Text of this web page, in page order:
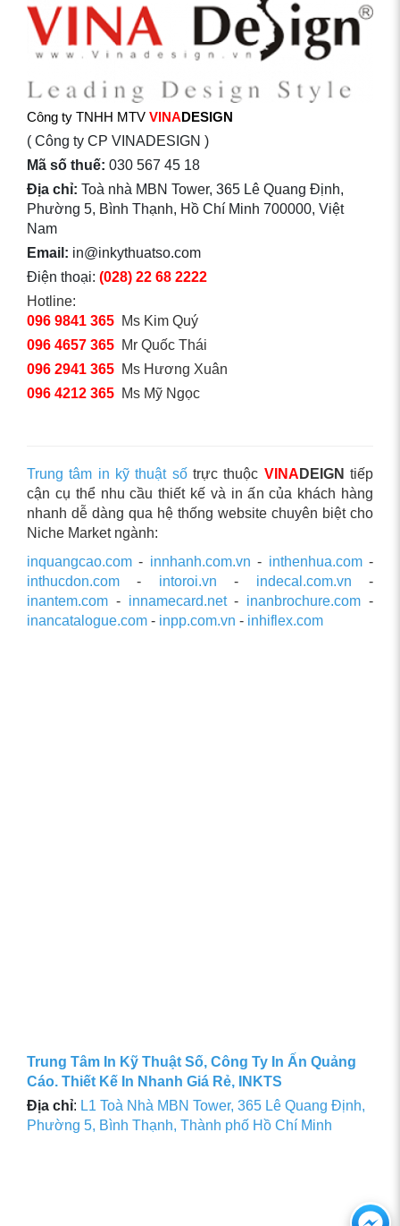
Công ty TNHH MTV VINADESIGN
( Công ty CP VINADESIGN )
Mã số thuế: 030 567 45 18
Địa chỉ: Toà nhà MBN Tower, 365 Lê Quang Định,
Phường 5, Bình Thạnh, Hồ Chí Minh 700000, Việt
Nam
Email: in@inkythuatso.com
Điện thoại: (028) 22 68 2222
Hotline:
096 9841 365 Ms Kim Quý
096 4657 365 Mr Quốc Thái
096 2941 365 Ms Hương Xuân
096 4212 365 Ms Mỹ Ngọc
Trung tâm in kỹ thuật sốtrực thuộc VINA DEIGN tiếp
cận cụ thể nhu cầu thiết kế và in ấn của khách hàng
nhanh dễ dàng qua hệ thống website chuyên biệt cho
Niche Market ngành:
inquangcao.com - innhanh.com.vn - inthenhua.com-
inthucdon.com - intoroi.vn - indecal.com.vn -
inantem.com - innamecard.net- inanbrochure.com -
inancatalogue.com - inpp.com.vn - inhiflex.com
Trung Tâm In Kỹ Thuật Số, Công Ty In Ấn Quảng
Cáo. Thiết Kế In Nhanh Giá Rẻ, INKTS
Địa chỉ: L1 Toà Nhà MBN Tower, 365 Lê Quang Định,
Phường 5, Bình Thạnh, Thành phố Hồ Chí Minh